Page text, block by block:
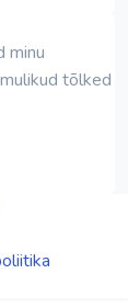
minu
tõlked